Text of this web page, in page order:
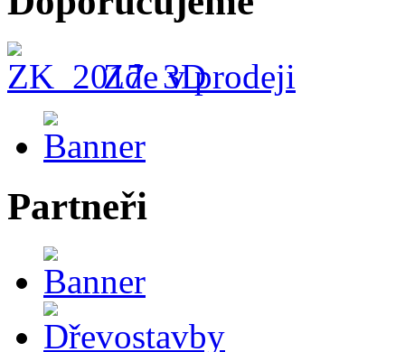
Zde v prodeji
Partneři